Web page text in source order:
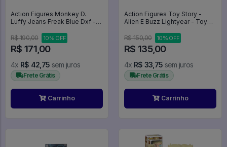
Action Figures Monkey D.
Luffy Jeans Freak Blue Dxf -
R$ 190,00
10% OFF
R$ 171,00
4x R$ 42,75 sem juros
Frete Grátis
Carrinho
Action Figures Toy Story -
Alien E Buzz Lightyear - Toy
R$ 150,00
10% OFF
R$ 135,00
4x R$ 33,75 sem juros
Frete Grátis
Carrinho